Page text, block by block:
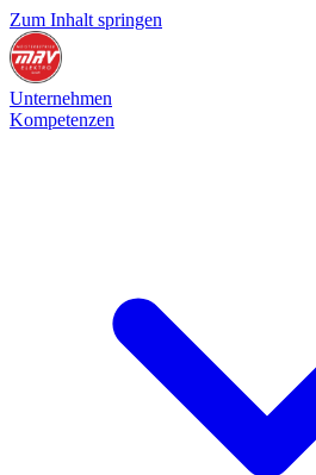
Zum Inhalt springen
Unternehmen
Kompetenzen